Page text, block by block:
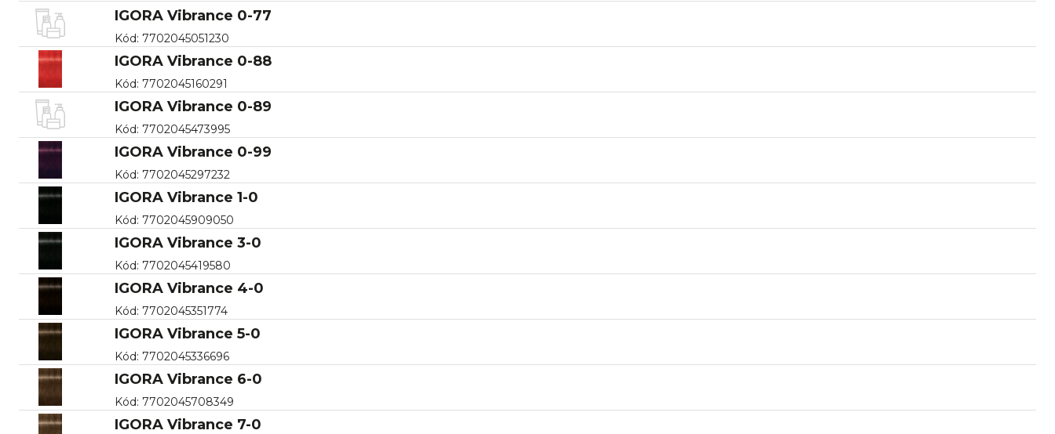
IGORA Vibrance 0-77
Kód: 7702045051230
IGORA Vibrance 0-88
Kód: 7702045160291
IGORA Vibrance 0-89
Kód: 7702045473995
IGORA Vibrance 0-99
Kód: 7702045297232
IGORA Vibrance 1-0
Kód: 7702045909050
IGORA Vibrance 3-0
Kód: 7702045419580
IGORA Vibrance 4-0
Kód: 7702045351774
IGORA Vibrance 5-0
Kód: 7702045336696
IGORA Vibrance 6-0
Kód: 7702045708349
IGORA Vibrance 7-0